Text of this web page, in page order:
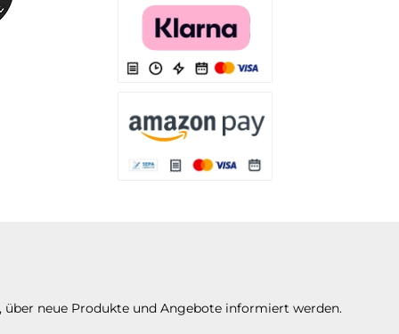
neue Produkte und Angebote informiert werden.